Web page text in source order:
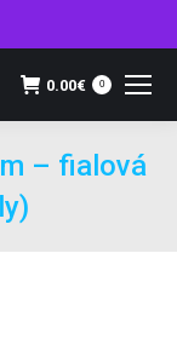
0.00€ 0
– fialová